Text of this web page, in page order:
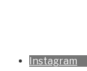
Instagram